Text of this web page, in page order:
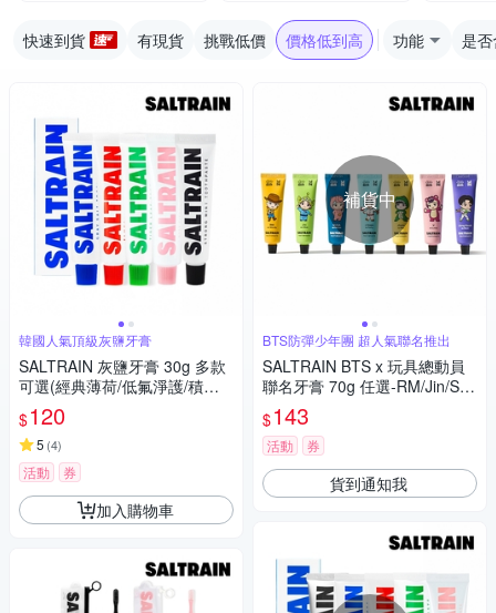
快速到貨 有現貨 挑戰低價 價格低到高 功能 是
韓國人氣頂級灰鹽牙膏
SALTRAIN 灰鹽牙膏 30g 多款
可選(經典薄荷/低氟淨護/積雪
草修護/清恬香檸/強效薄荷)
$120
5 (4)
活動 券
加入購物車
補貨中
BTS防彈少年團 超人氣聯名推出
SALTRAIN BTS x 玩具總動員
聯名牙膏 70g 任選-RM/Jin/SU
GA/j-hop/Jimin/V/Jung Kook
$143
活動 券
貨到通知我